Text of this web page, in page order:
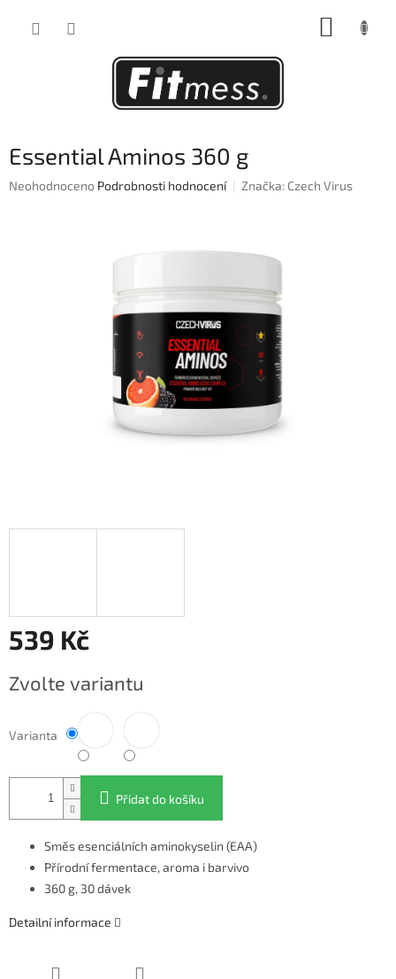
Essential Aminos 360 g
Průměrné
Neohodnoceno Podrobnosti hodnocení Značka: Czech Virus
539 Kč
cena:
Zvolte variantu
Varianta
Přidat do košíku
Směs esenciálních aminokyselin (EAA)
Přírodní fermentace, aroma i barvivo
360 g, 30 dávek
Detailní informace